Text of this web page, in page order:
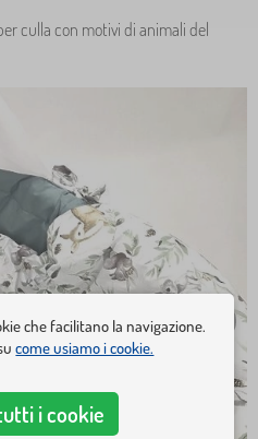
culla con motivi di animali del
che facilitano la navigazione.
come usiamo i cookie.
i cookie